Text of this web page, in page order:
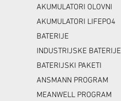
AKUMULATORI OLOVNI
AKUMULATORI LIFEPO4
BATERIJE
INDUSTRIJSKE BATERIJE
BATERIJSKI PAKETI
ANSMANN PROGRAM
MEANWELL PROGRAM